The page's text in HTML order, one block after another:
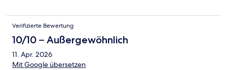
Verifizierte Bewertung
10/10 – Außergewöhnlich
11. Apr. 2026
Mit Google übersetzen